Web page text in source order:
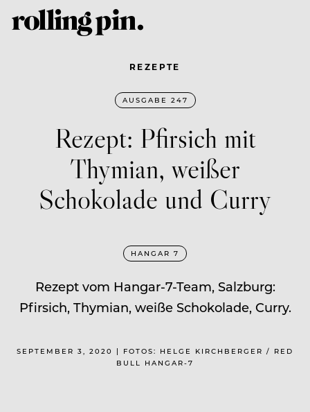
REZEPTE
AUSGABE 247
Rezept: Pfirsich mit
Thymian, weißer
Schokolade und Curry
HANGAR 7
Rezept vom Hangar-7-Team, Salzburg:
Pfirsich, Thymian, weiße Schokolade, Curry.
SEPTEMBER 3, 2020 | FOTOS: HELGE KIRCHBERGER / RED
BULL HANGAR-7